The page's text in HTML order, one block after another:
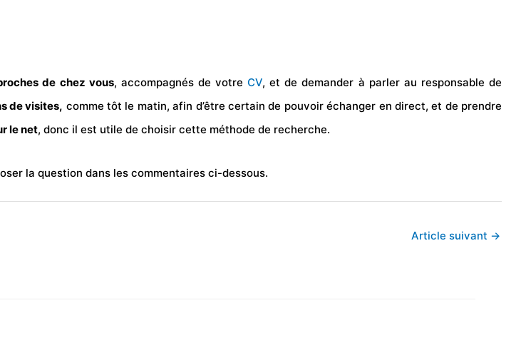
de chez vous, accompagnés de votreCV, et de demander à parler au responsable de
de visites, comme tôt le matin, afin d’être certain de pouvoir échanger en direct, et de prendre
le net, donc il est utile de choisir cette méthode de recherche.
la question dans les commentaires ci-dessous.
Article suivant →